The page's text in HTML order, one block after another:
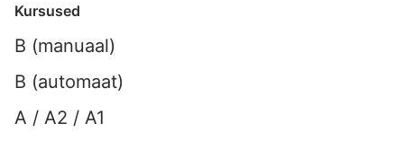
Kursused
B (manuaal)
B (automaat)
A / A2 / A1